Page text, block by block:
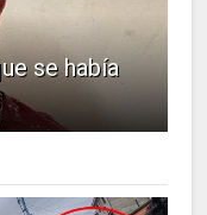
se había